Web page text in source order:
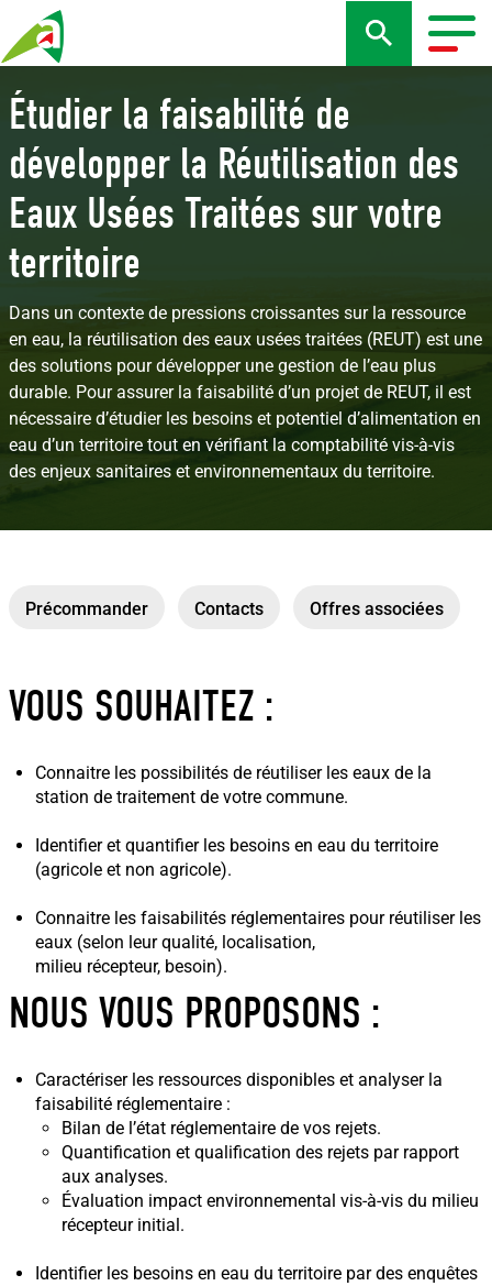
au
contenu
Étudier la faisabilité de
développer la Réutilisation des
Eaux Usées Traitées sur votre
territoire
Dans un contexte de pressions croissantes sur la ressource
en eau, la réutilisation des eaux usées traitées (REUT) est une
des solutions pour développer une gestion de l’eau plus
durable. Pour assurer la faisabilité d’un projet de REUT, il est
nécessaire d’étudier les besoins et potentiel d’alimentation en
eau d’un territoire tout en vérifiant la comptabilité vis-à-vis
des enjeux sanitaires et environnementaux du territoire.
Précommander Contacts Offres associées
VOUS SOUHAITEZ :
Connaitre les possibilités de réutiliser les eaux de la
station de traitement de votre commune.
Identifier et quantifier les besoins en eau du territoire
(agricole et non agricole).
Connaitre les faisabilités réglementaires pour réutiliser les
eaux (selon leur qualité, localisation,
milieu récepteur, besoin).
NOUS VOUS PROPOSONS :
Caractériser les ressources disponibles et analyser la
faisabilité réglementaire :
Bilan de l’état réglementaire de vos rejets.
Quantification et qualification des rejets par rapport
aux analyses.
Évaluation impact environnemental vis-à-vis du milieu
récepteur initial.
Identifier les besoins en eau du territoire par des enquêtes